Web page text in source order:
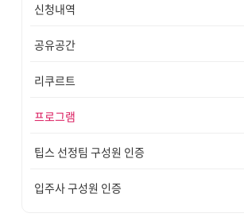
신청내역
공유공간
리쿠르트
프로그램
팁스 선정팀 구성원 인증
입주사 구성원 인증